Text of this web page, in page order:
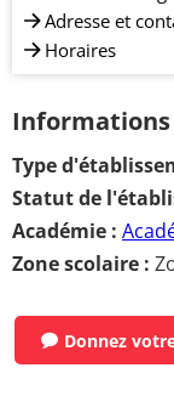
Adresse et
Horaires
Informations
Type
Statut de
Académie :
Zone scolaire :
Donnez